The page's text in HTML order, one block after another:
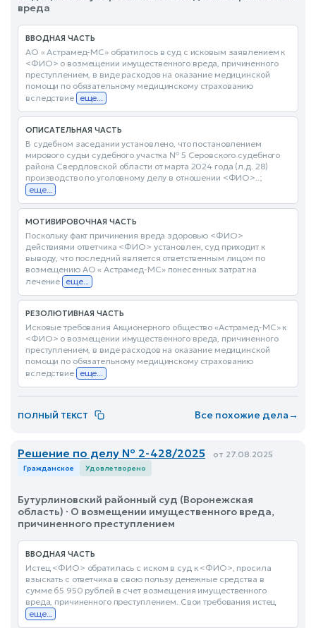
вреда
ВВОДНАЯ ЧАСТЬ
АО « Астрамед-МС» обратилось в суд с исковым заявлением к
<ФИО> о возмещении имущественного вреда, причиненного
преступлением, в виде расходов на оказание медицинской
помощи по обязательному медицинскому страхованию
вследствие еще...
ОПИСАТЕЛЬНАЯ ЧАСТЬ
В судебном заседании установлено, что постановлением
мирового судьи судебного участка № 5 Серовского судебного
района Свердловской области от марта 2024 года (л.д. 28)
производство по уголовному делу в отношении <ФИО>..;
еще...
МОТИВИРОВОЧНАЯ ЧАСТЬ
Поскольку факт причинения вреда здоровью <ФИО>
действиями ответчика <ФИО> установлен, суд приходит к
выводу, что последний является ответственным лицом по
возмещению АО « Астрамед-МС» понесенных затрат на
лечение еще...
РЕЗОЛЮТИВНАЯ ЧАСТЬ
Исковые требования Акционерного общество «Астрамед-МС» к
<ФИО> о возмещении имущественного вреда, причиненного
преступлением, в виде расходов на оказание медицинской
помощи по обязательному медицинскому страхованию
вследствие еще...
ПОЛНЫЙ ТЕКСТ Все похожие дела→
Решение по делу № 2-428/2025 от 27.08.2025
Гражданское Удовлетворено
Бутурлиновский районный суд (Воронежская
область) · О возмещении имущественного вреда,
причиненного преступлением
ВВОДНАЯ ЧАСТЬ
Истец <ФИО> обратилась с иском в суд к <ФИО>, просила
взыскать с ответчика в свою пользу денежные средства в
сумме 65 950 рублей в счет возмещения имущественного
вреда, причиненного преступлением. Свои требования истец
еще...